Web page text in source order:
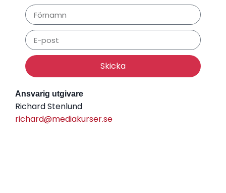
Skicka
Ansvarig utgivare
Richard Stenlund
richard@mediakurser.se